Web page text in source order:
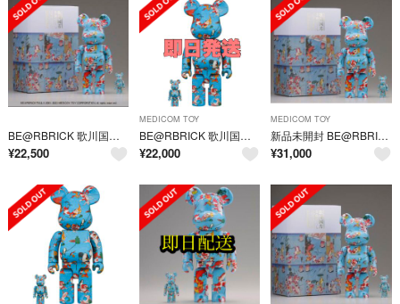
BE@RBRICK 歌川国芳「金魚づくし」 100% ＆ 400%
¥22,500
MEDICOM TOY
BE@RBRICK 歌川国芳「金魚づくし」 100% ＆ 400%
¥22,000
MEDICOM TOY
新品未開封 BE@RBRICK 歌川国芳 金魚づくし 100% 400%
¥31,000